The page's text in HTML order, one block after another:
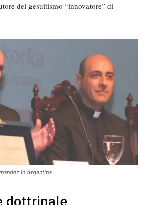
del gesuitismo “innovatore” di
in Argentina.